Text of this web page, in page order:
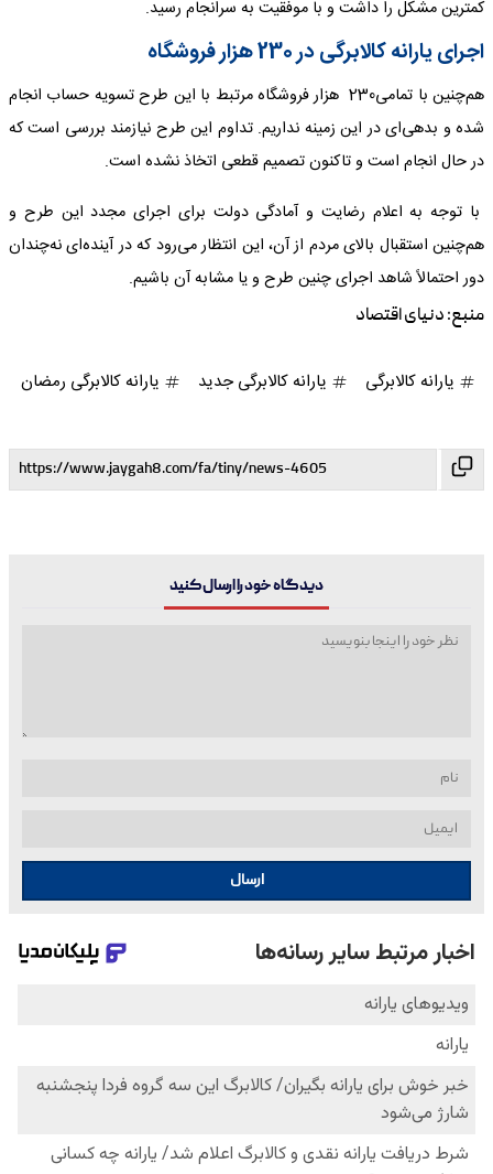
کمترین مشکل را داشت و با موفقیت به سرانجام رسید.
اجرای یارانه کالابرگی در 230 هزار فروشگاه
هم‌چنین با تمامی230 هزار فروشگاه مرتبط با این طرح تسویه حساب انجام
شده و بدهی‌ای در این زمینه نداریم. تداوم این طرح نیازمند بررسی است که
در حال انجام است و تاکنون تصمیم قطعی اتخاذ نشده است.
با توجه به اعلام رضایت و آمادگی دولت برای اجرای مجدد این طرح و
هم‌چنین استقبال بالای مردم از آن، این انتظار می‌رود که در آینده‌ای نه‌چندان
دور احتمالاً شاهد اجرای چنین طرح و یا مشابه آن باشیم.
منبع:دنیای اقتصاد
یارانه کالابرگی یارانه کالابرگی جدید یارانه کالابرگی رمضان
دیدگاه خود را ارسال کنید
ارسال